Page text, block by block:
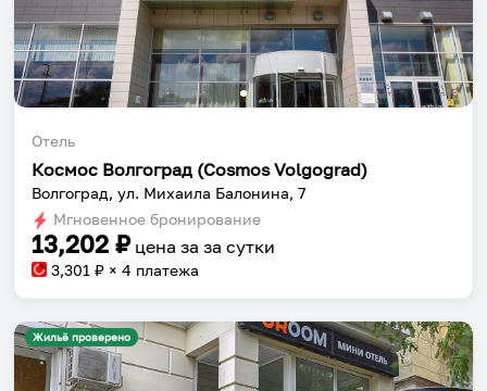
Отель
Космос Волгоград (Cosmos Volgograd)
Волгоград, ул. Михаила Балонина, 7
Мгновенное бронирование
13,202 ₽ цена за за сутки
3,301 ₽ × 4 платежа
Жильё проверено